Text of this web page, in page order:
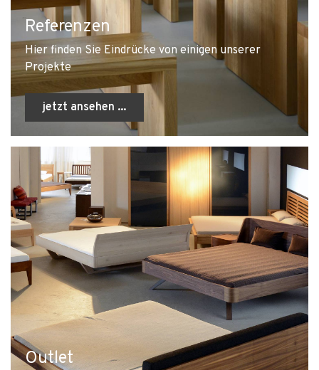
Referenzen
Hier finden Sie Eindrücke von einigen unserer
Projekte
jetzt ansehen ...
Outlet